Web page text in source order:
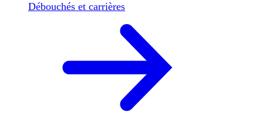
Débouchés et carrières